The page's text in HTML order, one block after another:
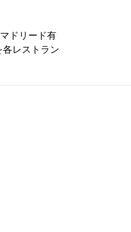
ドリード有
レストラン